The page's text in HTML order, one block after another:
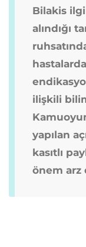
Bilakis
alındığı
ilişkili
yapılan
kasıtlı
önem arz